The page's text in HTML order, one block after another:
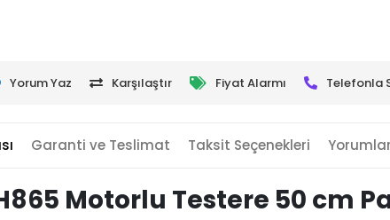
Yorum Yaz Karşılaştır Fiyat Alarmı Telefonla
Garanti ve Teslimat Taksit Seçenekleri Yorumlar
Motorlu Testere 50 cm